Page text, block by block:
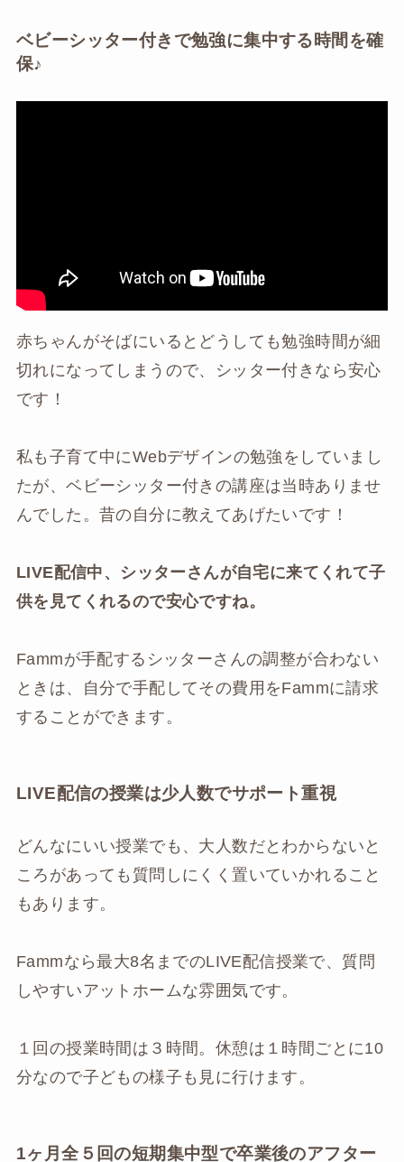
ベビーシッター付きで勉強に集中する時間を確
保♪
赤ちゃんがそばにいるとどうしても勉強時間が細
切れになってしまうので、シッター付きなら安心
です！
私も子育て中にWebデザインの勉強をしていまし
たが、ベビーシッター付きの講座は当時ありませ
んでした。昔の自分に教えてあげたいです！
LIVE配信中、シッターさんが自宅に来てくれて子
供を見てくれるので安心ですね。
Fammが手配するシッターさんの調整が合わない
ときは、自分で手配してその費用をFammに請求
することができます。
LIVE配信の授業は少人数でサポート重視
どんなにいい授業でも、大人数だとわからないと
ころがあっても質問しにくく置いていかれること
もあります。
Fammなら最大8名までのLIVE配信授業で、質問
しやすいアットホームな雰囲気です。
１回の授業時間は３時間。休憩は１時間ごとに10
分なので子どもの様子も見に行けます。
1ヶ月全５回の短期集中型で卒業後のアフター